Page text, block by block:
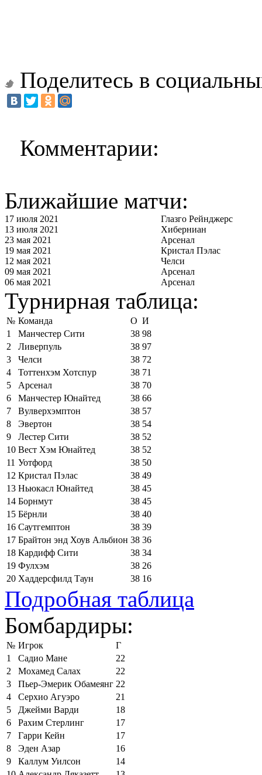
Поделитесь в
Комментарии:
Ближайшие матчи:
17 июля 2021
Глазго Рейнджерс
13 июля 2021
Хиберниан
23 мая 2021
Арсенал
19 мая 2021
Кристал Пэлас
12 мая 2021
Челси
09 мая 2021
Арсенал
06 мая 2021
Арсенал
Турнирная таблица:
№ Команда О И
1
Манчестер Сити 38 98
2
Ливерпуль 38 97
3
Челси 38 72
4
Тоттенхэм Хотспур 38 71
5
Арсенал 38 70
6
Манчестер Юнайтед 38 66
7
Вулверхэмптон 38 57
8
Эвертон 38 54
9
Лестер Сити 38 52
10 Вест Хэм Юнайтед 38 52
11 Уотфорд 38 50
12 Кристал Пэлас 38 49
13 Ньюкасл Юнайтед 38 45
14 Борнмут 38 45
15 Бёрнли 38 40
16 Саутгемптон 38 39
17 Брайтон энд Хоув Альбион 38 36
18 Кардифф Сити 38 34
19 Фулхэм 38 26
20 Хаддерсфилд Таун 38 16
Подробная таблица
Бомбардиры:
№ Игрок
Г
1
Садио Мане
22
2
Мохамед Салах
22
3
Пьер-Эмерик Обамеянг 22
4
Серхио Агуэро
21
5
Джейми Варди
18
6
Рахим Стерлинг
17
7
Гарри Кейн
17
8
Эден Азар
16
9
Каллум Уилсон
14